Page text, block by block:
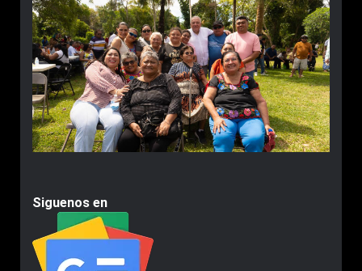
Siguenos en